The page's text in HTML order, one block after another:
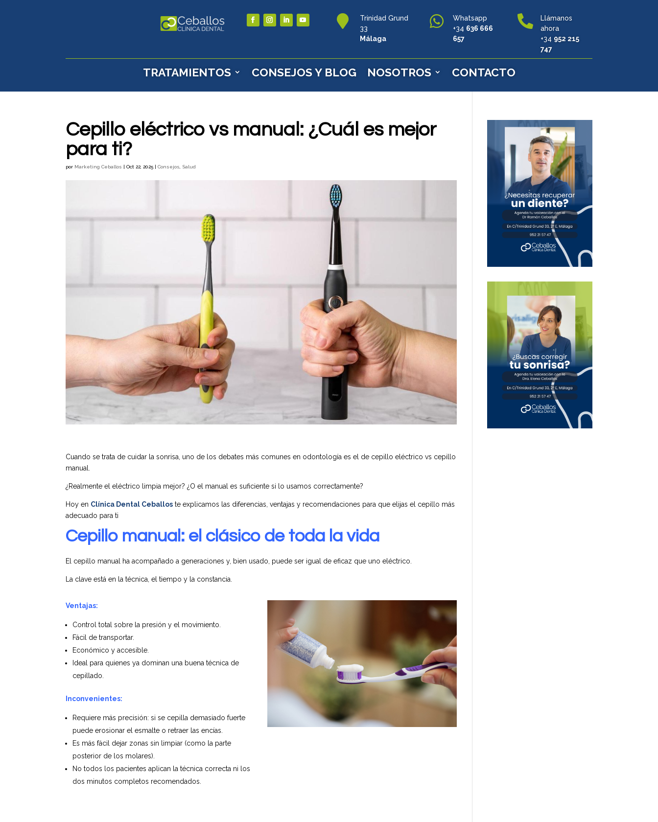

Trinidad Grund
33
Málaga

Whatsapp
+34 636 666
657

Llámanos
ahora
+34 952 215
747
TRATAMIENTOS CONSEJOS Y BLOG NOSOTROS CONTACTO
Cepillo eléctrico vs manual: ¿Cuál es mejor
para ti?
por Marketing Ceballos |Oct 22, 2025 |Consejos Salud
Cuando se trata de cuidar la sonrisa, uno de los debates más comunes en odontología es el de cepillo eléctrico vs cepillo
manual.
¿Realmente el eléctrico limpia mejor? ¿O el manual es suficiente si lo usamos correctamente?
Hoy en Clínica Dental Ceballos te explicamos las diferencias, ventajas y recomendaciones para que elijas el cepillo más
adecuado para ti
Cepillo manual: el clásico de toda la vida
El cepillo manual ha acompañado a generaciones y, bien usado, puede ser igual de eficaz que uno eléctrico.
La clave está en la técnica, el tiempo y la constancia.
Ventajas:
Control total sobre la presión y el movimiento.
Fácil de transportar.
Económico y accesible.
Ideal para quienes ya dominan una buena técnica de
cepillado.
Inconvenientes:
Requiere más precisión: si se cepilla demasiado fuerte
puede erosionar el esmalte o retraer las encías.
Es más fácil dejar zonas sin limpiar (como la parte
posterior de los molares).
No todos los pacientes aplican la técnica correcta ni los
dos minutos completos recomendados.